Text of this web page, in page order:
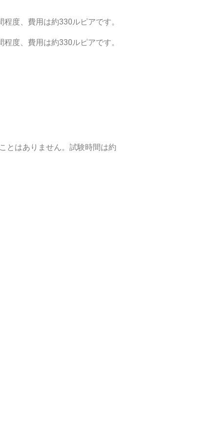
度、費用は約330ルピアです。
度、費用は約330ルピアです。
とはありません。試験時間は約